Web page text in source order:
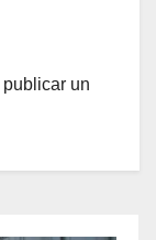
publicar un